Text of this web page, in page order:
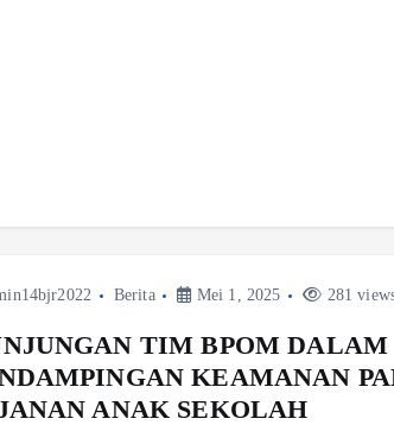
Berita Mei 1, 2025 281
TIM BPOM DALAM
KEAMANAN
ANAK SEKOLAH